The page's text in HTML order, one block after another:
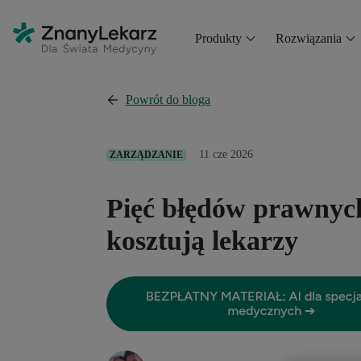
Produkty Rozwiązania
Powrót do bloga
ZARZĄDZANIE 11 cze 2026
Pięć błędów
kosztują lekarzy